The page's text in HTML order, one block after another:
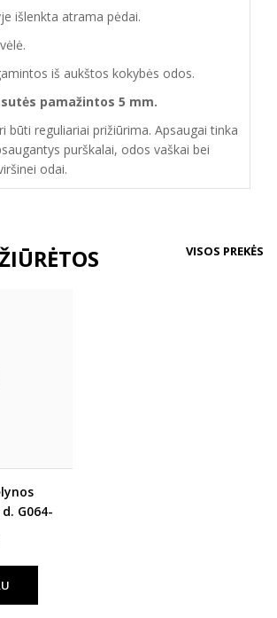
išlenkta atrama pėdai.
iš aukštos kokybės odos.
pamažintos 5 mm.
būti reguliariai prižiūrima. Apsaugai tinka
purškalai, odos vaškai bei
odai.
VISOS PREKĖS
G064-